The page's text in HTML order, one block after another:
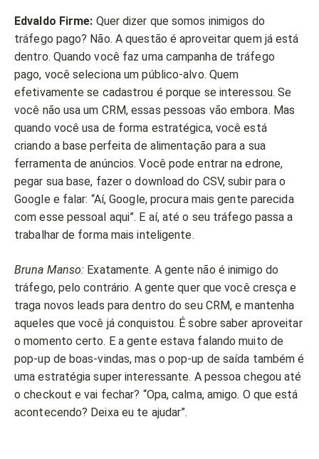
Edvaldo Firme: Quer dizer que somos inimigos do
tráfego pago? Não. A questão é aproveitar quem já está
dentro. Quando você faz uma campanha de tráfego
pago, você seleciona um público-alvo. Quem
efetivamente se cadastrou é porque se interessou. Se
você não usa um CRM, essas pessoas vão embora. Mas
quando você usa de forma estratégica, você está
criando a base perfeita de alimentação para a sua
ferramenta de anúncios. Você pode entrar na edrone,
pegar sua base, fazer o download do CSV, subir para o
Google e falar: “Aí, Google, procura mais gente parecida
com esse pessoal aqui”. E aí, até o seu tráfego passa a
trabalhar de forma mais inteligente.
Bruna Manso: Exatamente. A gente não é inimigo do
tráfego, pelo contrário. A gente quer que você cresça e
traga novos leads para dentro do seu CRM, e mantenha
aqueles que você já conquistou. É sobre saber aproveitar
o momento certo. E a gente estava falando muito de
pop-up de boas-vindas, mas o pop-up de saída também é
uma estratégia super interessante. A pessoa chegou até
o checkout e vai fechar? “Opa, calma, amigo. O que está
acontecendo? Deixa eu te ajudar”.